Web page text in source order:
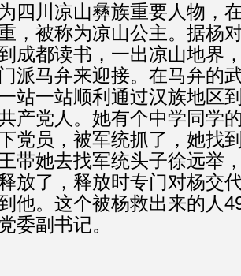
四川凉山彝族重要人物，
，被称为凉山公主。据杨
成都读书，一出凉山地界
派马弁来迎接。在马弁的
站一站顺利通过汉族地区
产党人。她有个中学同学
党员，被军统抓了，她找
带她去找军统头子徐远举
放了，释放时专门对杨交
他。这个被杨救出来的人
委副书记。